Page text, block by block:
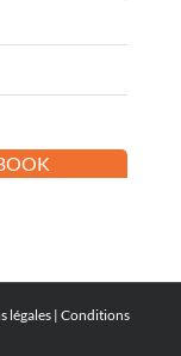
légales| Conditions